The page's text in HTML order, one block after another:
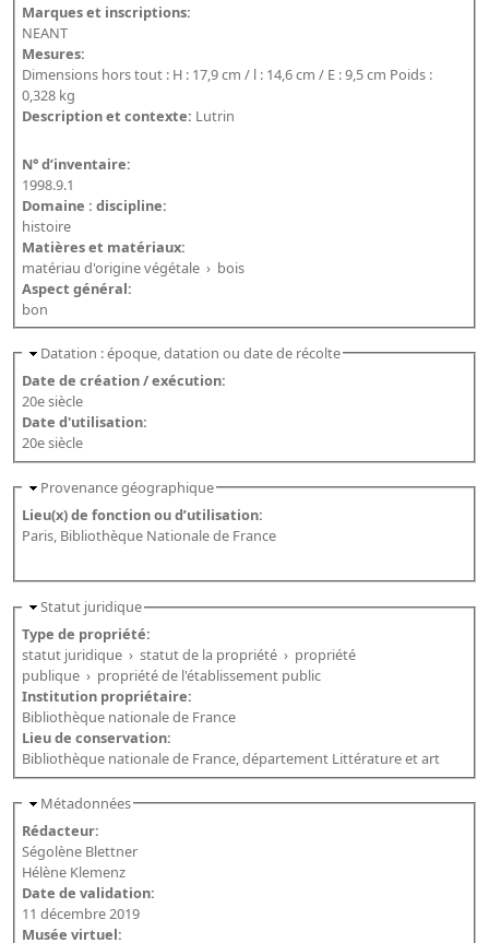
Marques et inscriptions:
NEANT
Mesures:
Dimensions hors tout : H : 17,9 cm / l : 14,6 cm / E : 9,5 cm Poids :
0,328 kg
Description et contexte: Lutrin
N° d’inventaire:
1998.9.1
Domaine : discipline:
histoire
Matières et matériaux:
matériau d'origine végétale › bois
Aspect général:
bon
Datation : époque, datation ou date de récolte
Date de création / exécution:
20e siècle
Date d'utilisation:
20e siècle
Provenance géographique
Lieu(x) de fonction ou d’utilisation:
Paris, Bibliothèque Nationale de France
Statut juridique
Type de propriété:
statut juridique › statut de la propriété › propriété
publique › propriété de l'établissement public
Institution propriétaire:
Bibliothèque nationale de France
Lieu de conservation:
Bibliothèque nationale de France, département Littérature et art
Métadonnées
Rédacteur:
Ségolène Blettner
Hélène Klemenz
Date de validation:
11 décembre 2019
Musée virtuel: